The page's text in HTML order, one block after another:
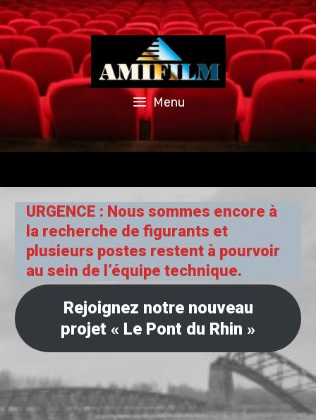
Skip
to
content
Menu
URGENCE : Nous sommes encore à
la recherche de figurants et
plusieurs postes restent à pourvoir
au sein de l’équipe technique.
Rejoignez notre nouveau
projet « Le Pont du Rhin »